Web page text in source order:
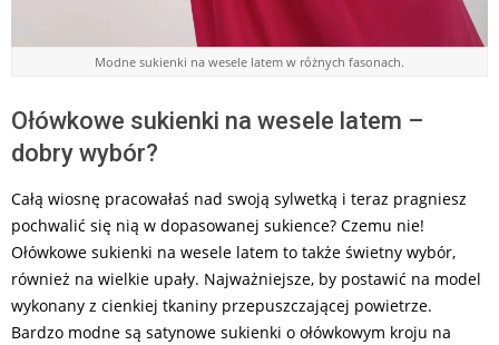
Modne sukienki na wesele latem w różnych fasonach.
Ołówkowe sukienki na wesele latem –
dobry wybór?
Całą wiosnę pracowałaś nad swoją sylwetką i teraz pragniesz
pochwalić się nią w dopasowanej sukience? Czemu nie!
Ołówkowe sukienki na wesele latem to także świetny wybór,
również na wielkie upały. Najważniejsze, by postawić na model
wykonany z cienkiej tkaniny przepuszczającej powietrze.
Bardzo modne są satynowe sukienki o ołówkowym kroju na